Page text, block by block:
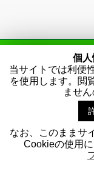
えびす商売繁盛マー
プライバシーポリシー
Copyright ©えびす
個
当サイトでは利便
を使用します。閲
ませ
なお、このままサ
Cookieの使用